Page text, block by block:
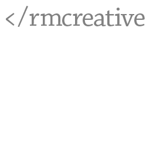
<rmcreative/>